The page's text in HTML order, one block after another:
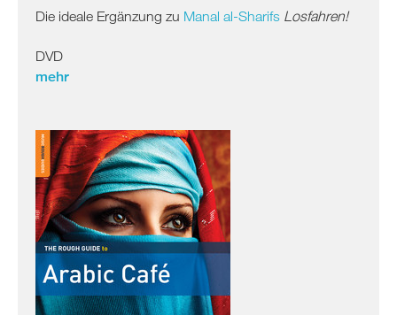
Die ideale Ergänzung zu Manal al-Sharifs Losfahren!
DVD
mehr